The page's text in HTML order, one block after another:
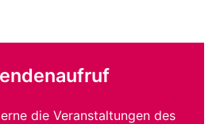
die Veranstaltungen des